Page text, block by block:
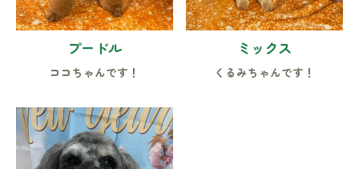
プードル
ココちゃんです！
ミックス
くるみちゃんです！